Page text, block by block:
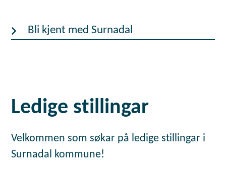
Bli kjent med Surnadal
Ledige stillingar
Velkommen som søkar på ledige stillingar i
Surnadal kommune!